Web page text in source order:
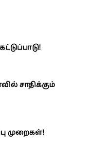
சாதிக்கும்
முறைகள்!